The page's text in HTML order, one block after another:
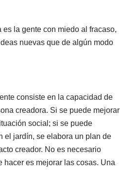
la gente con miedo al fracaso,
nuevas que de algún modo
consiste en la capacidad de
creadora. Si se puede mejorar
social; si se puede
el jardín, se elabora un plan de
creador. No es necesario
es mejorar las cosas. Una